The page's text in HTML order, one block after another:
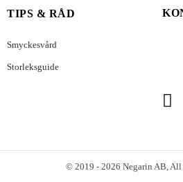
TIPS & RÅD
Smyckesvård
Storleksguide
© 2019 - 2026 Negarin AB, All